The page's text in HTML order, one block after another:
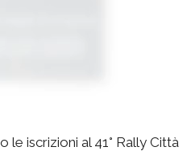
le iscrizioni al 41° Rally Città